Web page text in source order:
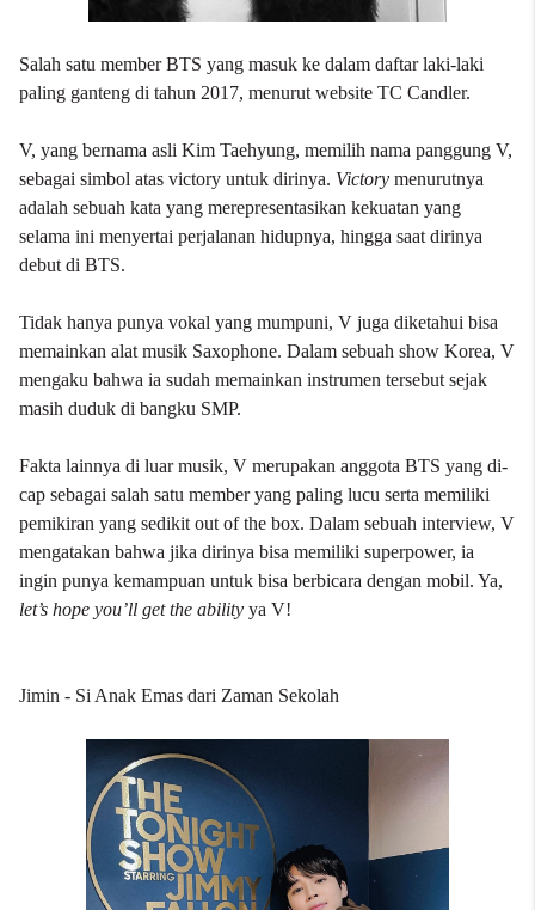
Salah satu member BTS yang masuk ke dalam daftar laki-laki
paling ganteng di tahun 2017, menurut website TC Candler.
V, yang bernama asli Kim Taehyung, memilih nama panggung V,
sebagai simbol atas victory untuk dirinya. Victory menurutnya
adalah sebuah kata yang merepresentasikan kekuatan yang
selama ini menyertai perjalanan hidupnya, hingga saat dirinya
debut di BTS.
Tidak hanya punya vokal yang mumpuni, V juga diketahui bisa
memainkan alat musik Saxophone. Dalam sebuah show Korea, V
mengaku bahwa ia sudah memainkan instrumen tersebut sejak
masih duduk di bangku SMP.
Fakta lainnya di luar musik, V merupakan anggota BTS yang di-
cap sebagai salah satu member yang paling lucu serta memiliki
pemikiran yang sedikit out of the box. Dalam sebuah interview, V
mengatakan bahwa jika dirinya bisa memiliki superpower, ia
ingin punya kemampuan untuk bisa berbicara dengan mobil. Ya,
let’s hope you’ll get the ability ya V!
Jimin - Si Anak Emas dari Zaman Sekolah